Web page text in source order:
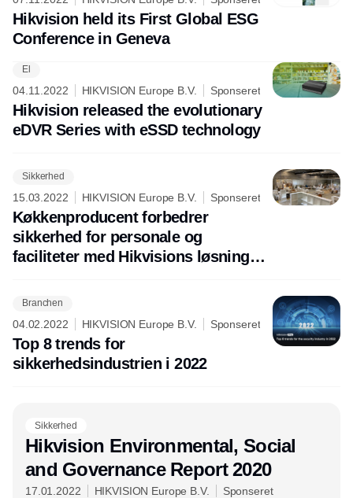
Hikvision held its First Global ESG
Conference in Geneva
El
04.11.2022 HIKVISION Europe B.V. Sponseret
Hikvision released the evolutionary
eDVR Series with eSSD technology
Sikkerhed
15.03.2022 HIKVISION Europe B.V. Sponseret
Køkkenproducent forbedrer
sikkerhed for personale og
faciliteter med Hikvisions løsninger
Branchen
04.02.2022 HIKVISION Europe B.V. Sponseret
Top 8 trends for
sikkerhedsindustrien i 2022
Sikkerhed
Hikvision Environmental, Social
and Governance Report 2020
17.01.2022 HIKVISION Europe B.V. Sponseret